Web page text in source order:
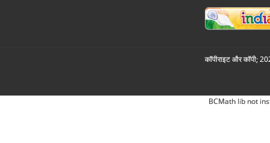
कॉपीराइट और कॉपी;
BCMath lib not